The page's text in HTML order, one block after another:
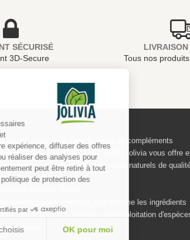
SÉCURISÉ
3D-Secure
Tous nos
est spécialisé dans la vente de compléments
alimentaires sur internet depuis 2009. Jolivia vous offre
un large choix de produits naturels de
meilleur prix !
testés sur les animaux, tout comme les ingrédients
de nos produits n'est issu de l'exploitation
expérience, diffuser des offres
réaliser des analyses pour
peut être retiré à tout
de protection des
par
OK pour moi